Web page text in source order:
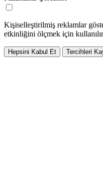
Kişiselleştirilmiş reklamlar
etkinliğini ölçmek için
Hepsini Kabul Et Tercihleri